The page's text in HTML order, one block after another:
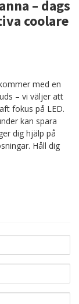
– dags
coolare
med en
– vi väljer att
fokus på LED.
kan spara
dig hjälp på
Håll dig